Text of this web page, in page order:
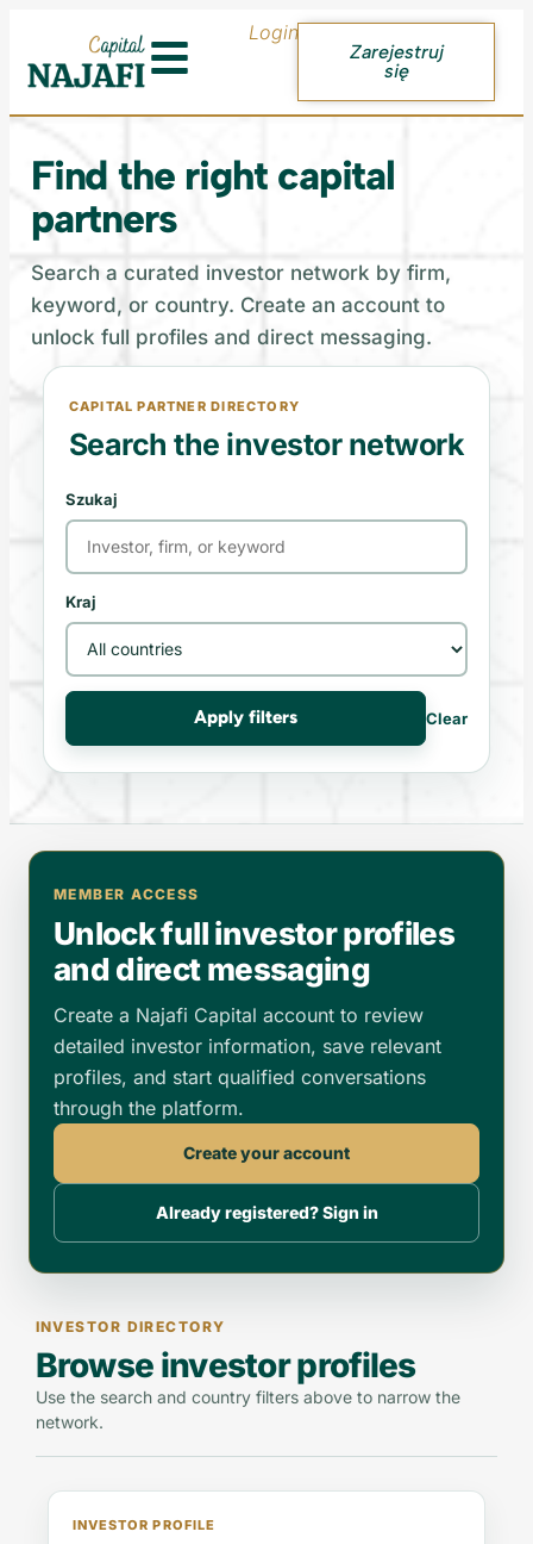
Login
Zarejestruj
się
Find the right capital
partners
Search a curated investor network by firm,
keyword, or country. Create an account to
unlock full profiles and direct messaging.
CAPITAL PARTNER DIRECTORY
Search the investor network
Szukaj
Kraj
Apply filters Clear
MEMBER ACCESS
Unlock full investor profiles
and direct messaging
Create a Najafi Capital account to review
detailed investor information, save relevant
profiles, and start qualified conversations
through the platform.
Create your account
Already registered? Sign in
INVESTOR DIRECTORY
Browse investor profiles
Use the search and country filters above to narrow the
network.
INVESTOR PROFILE